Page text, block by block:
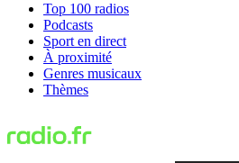
Top 100 radios
Podcasts
Sport en direct
À proximité
Genres musicaux
Thèmes